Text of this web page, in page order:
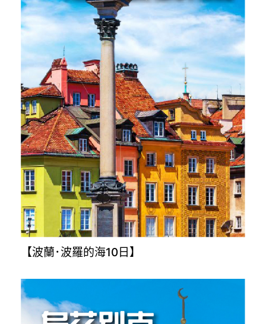
【波蘭･波羅的海10日】